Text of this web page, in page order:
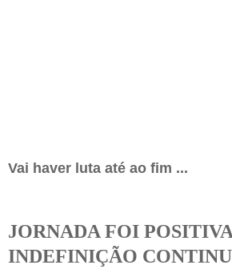
Vai haver luta até ao fim ...
JORNADA FOI
INDEFINIÇÃO